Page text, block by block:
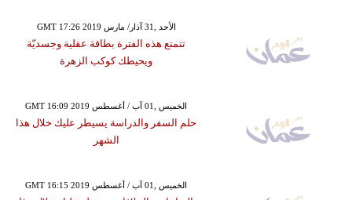
GMT 17:26 2019 الأحد ,31 آذار/ مارس
تتمتع هذه الفترة بطاقة عقلية وجسديّة
ويحيطك كوكب الزهرة
GMT 16:09 2019 الخميس ,01 آب / أغسطس
حلم السفر والدراسة يسيطر عليك خلال هذا
الشهر
GMT 16:15 2019 الخميس ,01 آب / أغسطس